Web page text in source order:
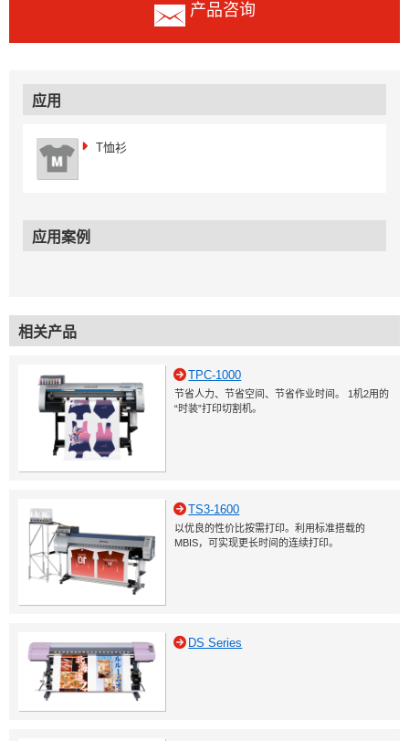
产品咨询
应用
T恤衫
应用案例
相关产品
TPC-1000
节省人力、节省空间、节省作业时间。 1机2用的
“时装”打印切割机。
TS3-1600
以优良的性价比按需打印。利用标准搭载的
MBIS，可实现更长时间的连续打印。
DS Series